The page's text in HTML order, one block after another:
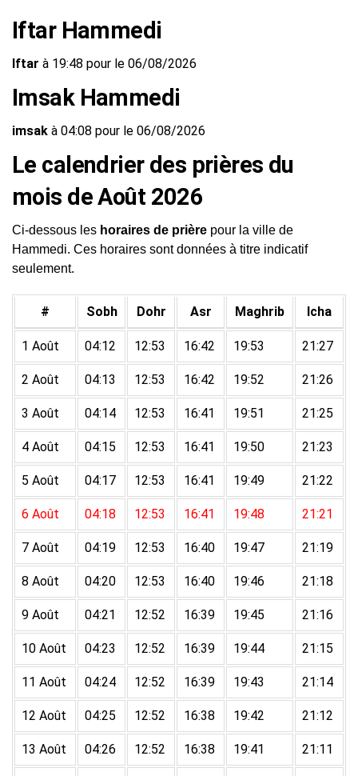
Iftar Hammedi
Iftar à 19:48 pour le 06/08/2026
Imsak Hammedi
imsak à 04:08 pour le 06/08/2026
Le calendrier des prières du
mois de Août 2026
Ci-dessous les horaires de prière pour la ville de
Hammedi. Ces horaires sont données à titre indicatif
seulement.
# Sobh Dohr Asr Maghrib Icha
1 Août 04:12 12:53 16:42 19:53 21:27
2 Août 04:13 12:53 16:42 19:52 21:26
3 Août 04:14 12:53 16:41 19:51 21:25
4 Août 04:15 12:53 16:41 19:50 21:23
5 Août 04:17 12:53 16:41 19:49 21:22
6 Août 04:18 12:53 16:41 19:48 21:21
7 Août 04:19 12:53 16:40 19:47 21:19
8 Août 04:20 12:53 16:40 19:46 21:18
9 Août 04:21 12:52 16:39 19:45 21:16
10 Août 04:23 12:52 16:39 19:44 21:15
11 Août 04:24 12:52 16:39 19:43 21:14
12 Août 04:25 12:52 16:38 19:42 21:12
13 Août 04:26 12:52 16:38 19:41 21:11